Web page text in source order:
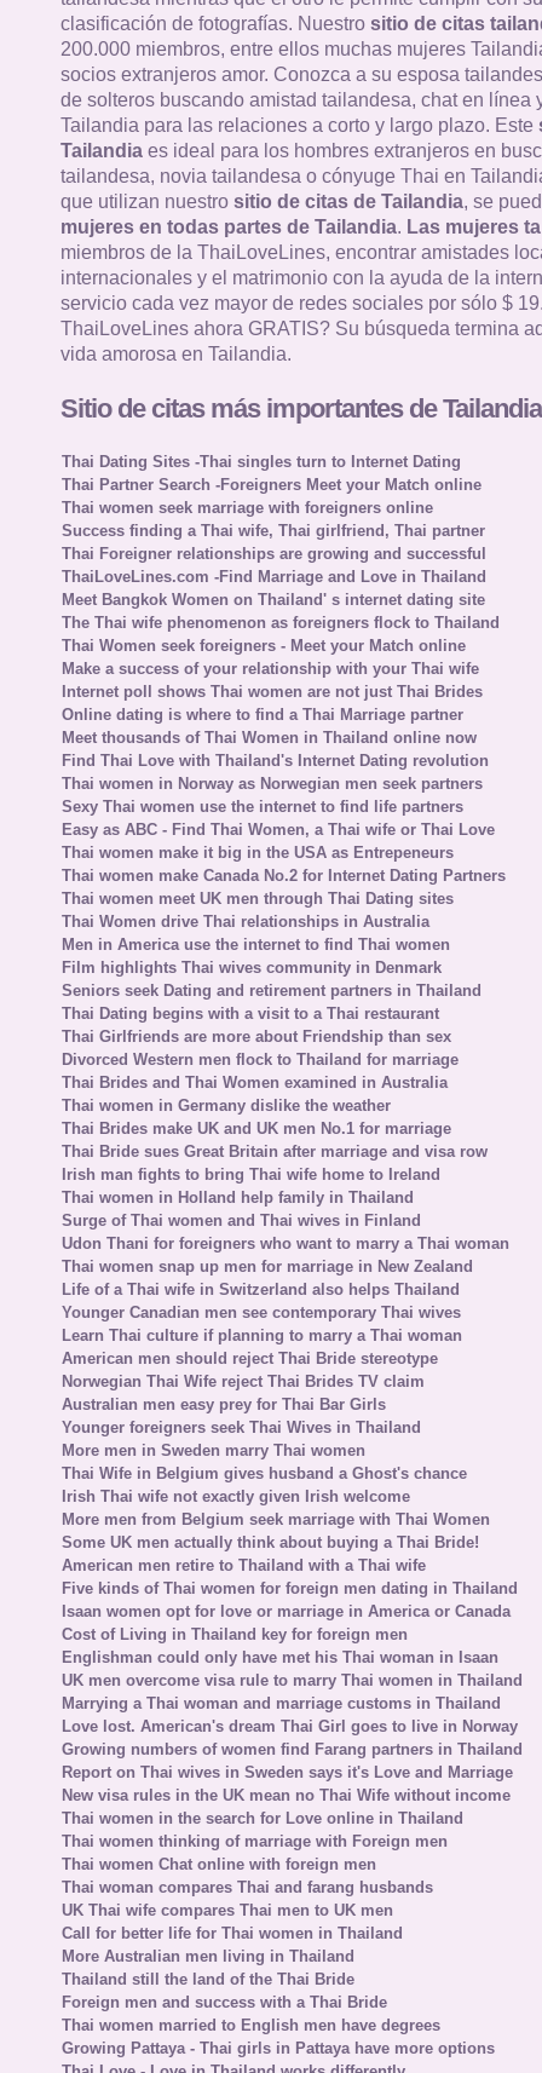
clasificación de fotografías. Nuestro sitio de citas
200.000 miembros, entre ellos muchas mujeres
socios extranjeros amor. Conozca a su esposa
de solteros buscando amistad tailandesa, chat en línea
Tailandia para las relaciones a corto y largo plazo. Este
Tailandiaes ideal para los hombres extranjeros en
tailandesa, novia tailandesa o cónyuge Thai en
que utilizan nuestro sitio de citas de Tailandia, se
mujeres en todas partes de Tailandia. Las mujeres
miembros de la ThaiLoveLines, encontrar amistades
internacionales y el matrimonio con la ayuda de la
servicio cada vez mayor de redes sociales por sólo $
ThaiLoveLines ahora GRATIS? Su búsqueda termina
vida amorosa en Tailandia.
Sitio de citas más importantes de
Thai Dating Sites -Thai singles turn to Internet Dating
Thai Partner Search -Foreigners Meet your Match online
Thai women seek marriage with foreigners online
Success finding a Thai wife, Thai girlfriend, Thai partner
Thai Foreigner relationships are growing and successful
ThaiLoveLines.com -Find Marriage and Love in Thailand
Meet Bangkok Women on Thailand' s internet dating site
The Thai wife phenomenon as foreigners flock to Thailand
Thai Women seek foreigners - Meet your Match online
Make a success of your relationship with your Thai wife
Internet poll shows Thai women are not just Thai Brides
Online dating is where to find a Thai Marriage partner
Meet thousands of Thai Women in Thailand online now
Find Thai Love with Thailand's Internet Dating revolution
Thai women in Norway as Norwegian men seek partners
Sexy Thai women use the internet to find life partners
Easy as ABC - Find Thai Women, a Thai wife or Thai Love
Thai women make it big in the USA as Entrepeneurs
Thai women make Canada No.2 for Internet Dating Partners
Thai women meet UK men through Thai Dating sites
Thai Women drive Thai relationships in Australia
Men in America use the internet to find Thai women
Film highlights Thai wives community in Denmark
Seniors seek Dating and retirement partners in Thailand
Thai Dating begins with a visit to a Thai restaurant
Thai Girlfriends are more about Friendship than sex
Divorced Western men flock to Thailand for marriage
Thai Brides and Thai Women examined in Australia
Thai women in Germany dislike the weather
Thai Brides make UK and UK men No.1 for marriage
Thai Bride sues Great Britain after marriage and visa row
Irish man fights to bring Thai wife home to Ireland
Thai women in Holland help family in Thailand
Surge of Thai women and Thai wives in Finland
Udon Thani for foreigners who want to marry a Thai woman
Thai women snap up men for marriage in New Zealand
Life of a Thai wife in Switzerland also helps Thailand
Younger Canadian men see contemporary Thai wives
Learn Thai culture if planning to marry a Thai woman
American men should reject Thai Bride stereotype
Norwegian Thai Wife reject Thai Brides TV claim
Australian men easy prey for Thai Bar Girls
Younger foreigners seek Thai Wives in Thailand
More men in Sweden marry Thai women
Thai Wife in Belgium gives husband a Ghost's chance
Irish Thai wife not exactly given Irish welcome
More men from Belgium seek marriage with Thai Women
Some UK men actually think about buying a Thai Bride!
American men retire to Thailand with a Thai wife
Five kinds of Thai women for foreign men dating in Thailand
Isaan women opt for love or marriage in America or Canada
Cost of Living in Thailand key for foreign men
Englishman could only have met his Thai woman in Isaan
UK men overcome visa rule to marry Thai women in Thailand
Marrying a Thai woman and marriage customs in Thailand
Love lost. American's dream Thai Girl goes to live in Norway
Growing numbers of women find Farang partners in Thailand
Report on Thai wives in Sweden says it's Love and Marriage
New visa rules in the UK mean no Thai Wife without income
Thai women in the search for Love online in Thailand
Thai women thinking of marriage with Foreign men
Thai women Chat online with foreign men
Thai woman compares Thai and farang husbands
UK Thai wife compares Thai men to UK men
Call for better life for Thai women in Thailand
More Australian men living in Thailand
Thailand still the land of the Thai Bride
Foreign men and success with a Thai Bride
Thai women married to English men have degrees
Growing Pattaya - Thai girls in Pattaya have more options